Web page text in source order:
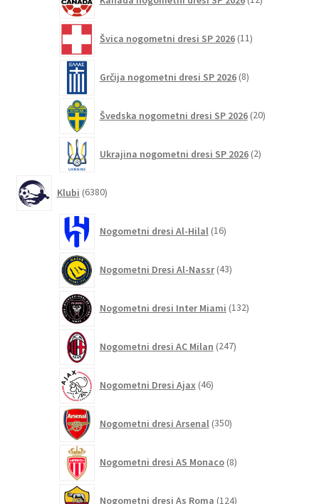
izdelkov
Švica nogometni dresi SP 2026 11izdelkov
Grčija nogometni dresi SP 2026 8izdelkov
Švedska nogometni dresi SP 2026 20izdelkov
Ukrajina nogometni dresi SP 2026 2izdelka
Klubi 6380izdelkov
Nogometni dresi Al-Hilal 16izdelkov
Nogometni Dresi Al-Nassr 43izdelkov
Nogometni dresi Inter Miami 132izdelkov
Nogometni dresi AC Milan 247izdelkov
Nogometni Dresi Ajax 46izdelkov
Nogometni dresi Arsenal 350izdelkov
Nogometni dresi AS Monaco 8izdelkov
Nogometni dresi As Roma 124